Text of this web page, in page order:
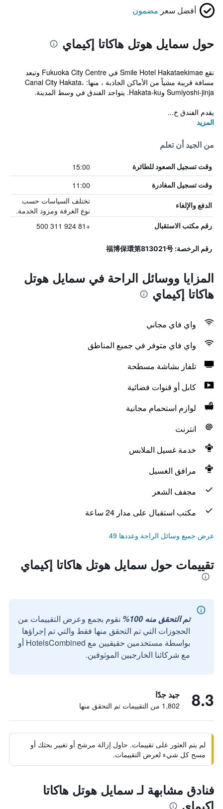
أفضل سعر مضمون
حول سمايل هوتل هاكاتا إكيماي
تقع Smile Hotel Hakataekimae في Fukuoka City Centre وتبعد
مسافة قريبة مشياً من الأماكن الجاذبة ، منها: Canal City Hakata،
Sumiyoshi-jinja وHakata-ku. يتواجد الفندق في وسط المدينة.
يقدم الفندق خ...
المزيد
من الجيد أن تعلم
وقت تسجيل الصعود للطائرة 15:00
وقت تسجيل المغادرة 11:00
الدفع والإلغاء
تختلف السياسات حسب
نوع الغرفة ومزود الخدمة.
رقم مكتب الاستقبال +81 924 311 500
رقم الرخصة: 福博保環第813021号
المزايا ووسائل الراحة في سمايل هوتل
هاكاتا إكيماي
واي فاي مجاني
واي فاي متوفر في جميع المناطق
تلفاز بشاشة مسطحة
كابل أو قنوات فضائية
لوازم استحمام مجانية
انترنت
خدمة غسيل الملابس
مرافق الغسيل
مجفف الشعر
مكتب استقبال على مدار 24 ساعة
عرض جميع وسائل الراحة وعددها 49
تقييمات حول سمايل هوتل هاكاتا إكيماي
تم التحقق منه 100%
نقوم بجمع وعرض التقييمات من
الحجوزات التي تم التحقق منها فقط والتي تم إجراؤها
بواسطة مستخدمين حقيقيين مع HotelsCombined أو
مع شركائنا الخارجيين الموثوقين.
8.3 جيد جدًا
1,802 من التقييمات تم التحقق منها
لم يتم العثور على تقييمات. حاول إزالة مرشح أو تغيير بحثك أو
مسح كل شيء لعرض التقييمات.
فنادق مشابهة لـ سمايل هوتل هاكاتا
إكيماي